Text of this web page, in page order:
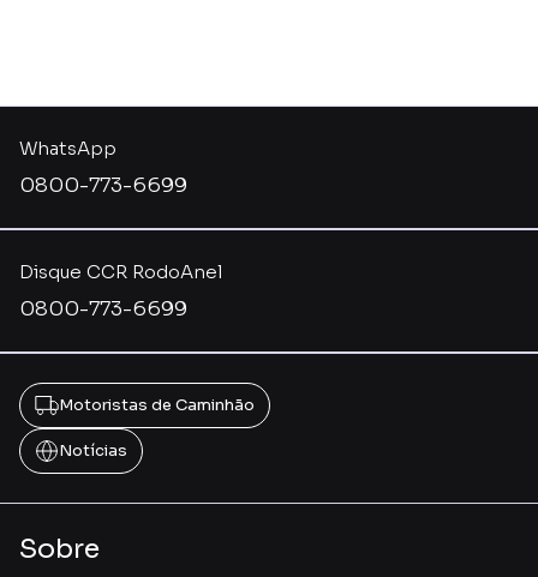
Disque CCR RodoAnel
0800-773-6699
WhatsApp
0800-773-6699
Motoristas de Caminhão
Notícias
Sobre